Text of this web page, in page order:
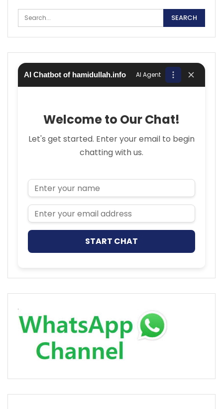
AI Chatbot of hamidullah.info AI Agent
Welcome to Our Chat!
Let's get started. Enter your email to begin
chatting with us.
Name
Email Address
START CHAT